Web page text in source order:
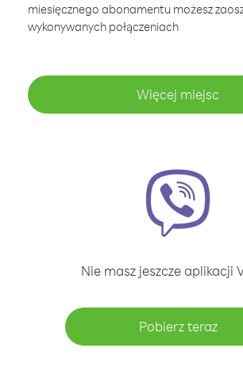
miesięcznego abonamentu możesz
wykonywanych połączeniach
Więcej miejsc
Nie masz jeszcze aplikacji
Pobierz teraz